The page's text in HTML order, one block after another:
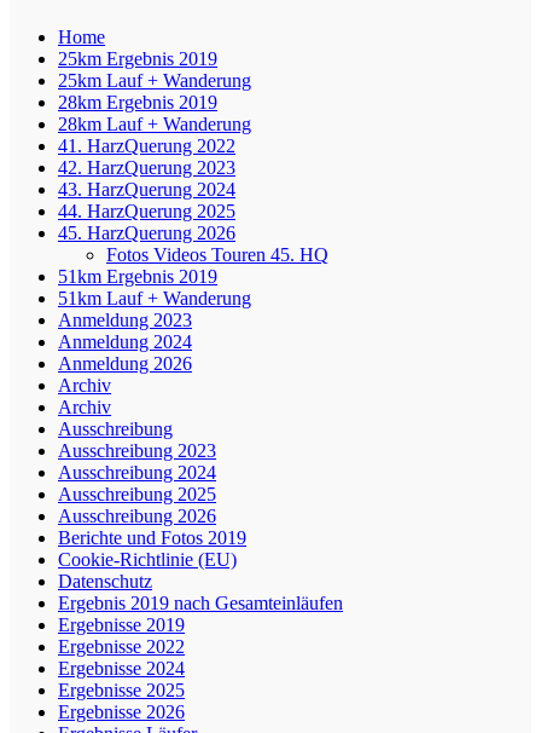
Home
25km Ergebnis 2019
25km Lauf + Wanderung
28km Ergebnis 2019
28km Lauf + Wanderung
41. HarzQuerung 2022
42. HarzQuerung 2023
43. HarzQuerung 2024
44. HarzQuerung 2025
45. HarzQuerung 2026
Fotos Videos Touren 45. HQ
51km Ergebnis 2019
51km Lauf + Wanderung
Anmeldung 2023
Anmeldung 2024
Anmeldung 2026
Archiv
Archiv
Ausschreibung
Ausschreibung 2023
Ausschreibung 2024
Ausschreibung 2025
Ausschreibung 2026
Berichte und Fotos 2019
Cookie-Richtlinie (EU)
Datenschutz
Ergebnis 2019 nach Gesamteinläufen
Ergebnisse 2019
Ergebnisse 2022
Ergebnisse 2024
Ergebnisse 2025
Ergebnisse 2026